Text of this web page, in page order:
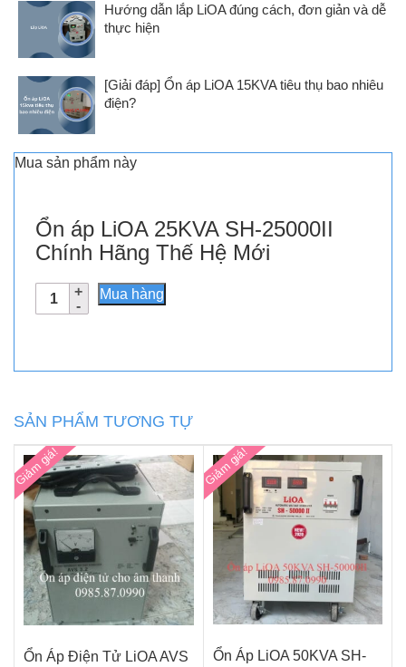
Hướng dẫn lắp LiOA đúng cách, đơn giản và dễ
thực hiện
[Giải đáp] Ổn áp LiOA 15KVA tiêu thụ bao nhiêu
điện?
Mua sản phẩm này
Ổn áp LiOA 25KVA SH-25000II
Chính Hãng Thế Hệ Mới
Ổn
áp
SH-
Hãng
Thế
Hệ
Mới
số
lượng
Mua hàng
SẢN PHẨM TƯƠNG TỰ
Giảm giá!
Ổn Áp Điện Tử LiOA AVS
Giảm giá!
Ổn Áp LiOA 50KVA SH-